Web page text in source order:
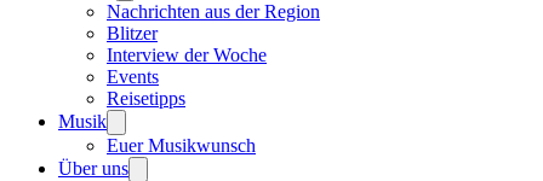
Nachrichten aus der Region
Blitzer
Interview der Woche
Events
Reisetipps
Musik
Euer Musikwunsch
Über uns